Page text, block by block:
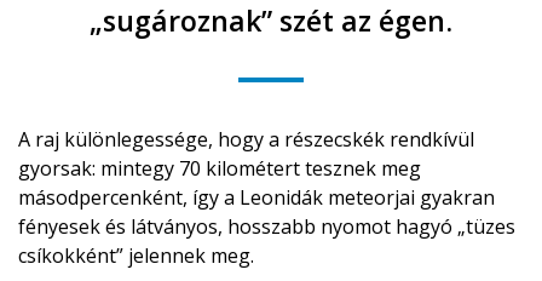
„sugároznak” szét az égen.
A raj különlegessége, hogy a részecskék rendkívül
gyorsak: mintegy 70 kilométert tesznek meg
másodpercenként, így a Leonidák meteorjai gyakran
fényesek és látványos, hosszabb nyomot hagyó „tüzes
csíkokként” jelennek meg.